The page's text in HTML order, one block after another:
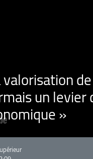
un levier
»